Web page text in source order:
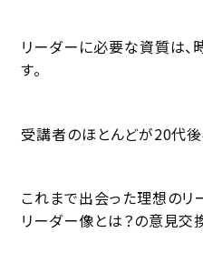
リーダーに必要な資質は、
す。
受講者のほとんどが20代後
これまで出会った理想のリ
リーダー像とは？の意見交